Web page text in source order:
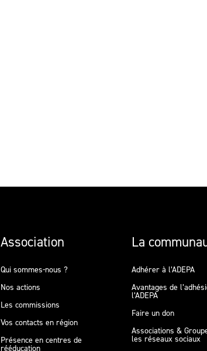
Association
Qui sommes-nous ?
Nos actions
Les commissions
Vos contacts en région
Présence en centres de
rééducation
La
Adhérer à l’ADEPA
Avantages de
l’ADEPA
Faire un don
Associations &
les réseaux sociaux